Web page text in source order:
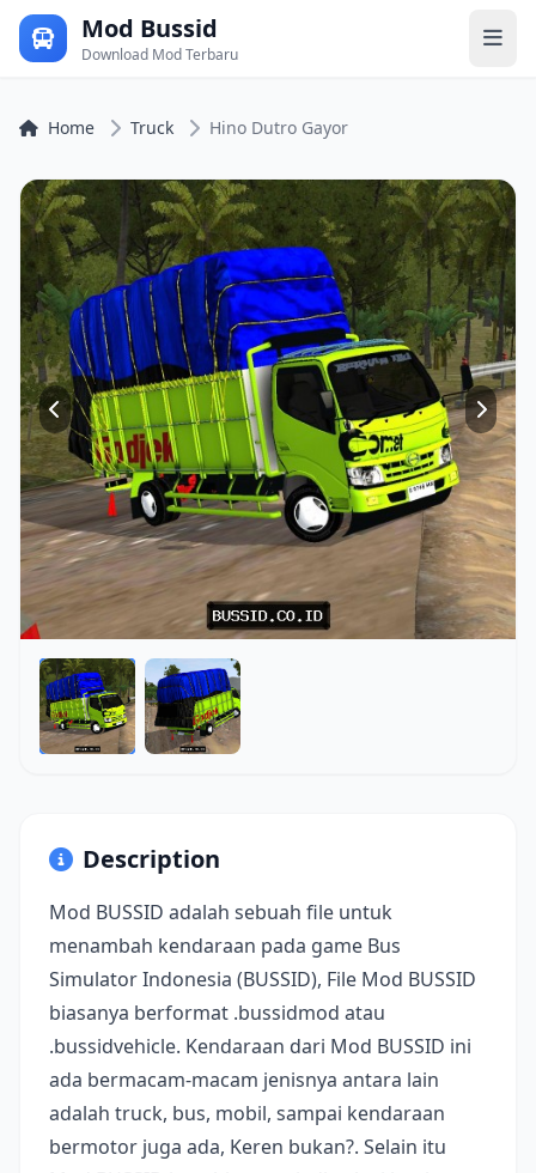
Mod Bussid
Download Mod Terbaru
Home Truck Hino Dutro Gayor
Description
Mod BUSSID adalah sebuah file untuk
menambah kendaraan pada game Bus
Simulator Indonesia (BUSSID), File Mod BUSSID
biasanya berformat .bussidmod atau
.bussidvehicle. Kendaraan dari Mod BUSSID ini
ada bermacam-macam jenisnya antara lain
adalah truck, bus, mobil, sampai kendaraan
bermotor juga ada, Keren bukan?. Selain itu